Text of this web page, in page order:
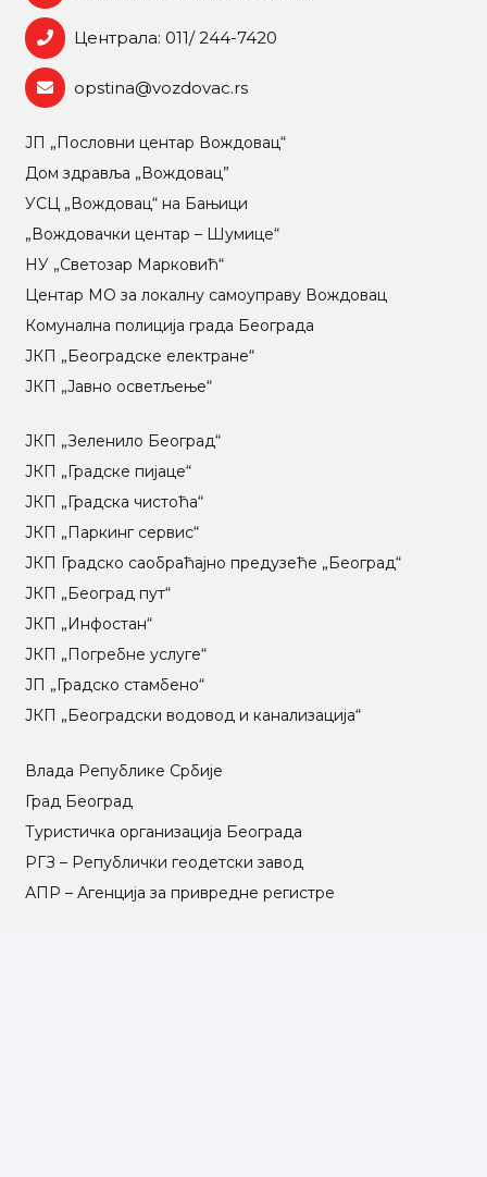
Централа: 011/ 244-7420
opstina@vozdovac.rs
ЈП „Пословни центар Вождовац“
Дом здравља „Вождовац”
УСЦ „Вождовац“ на Бањици
„Вождовачки центар – Шумице“
НУ „Светозар Марковић“
Центар МO за локалну самоуправу Вождовац
Комунална полиција града Београда
ЈКП „Београдске електране“
ЈКП „Јавно осветљење“
ЈКП „Зеленило Београд“
ЈКП „Градске пијаце“
ЈКП „Градска чистоћа“
ЈКП „Паркинг сервис“
ЈКП Градско саобраћајно предузеће „Београд“
ЈКП „Београд пут“
ЈКП „Инфостан“
ЈКП „Погребне услуге“
ЈП „Градско стамбено“
ЈКП „Београдски водовод и канализација“
Влада Републике Србије
Град Београд
Туристичка организација Београда
РГЗ – Републички геодетски завод
АПР – Агенција за привредне регистре